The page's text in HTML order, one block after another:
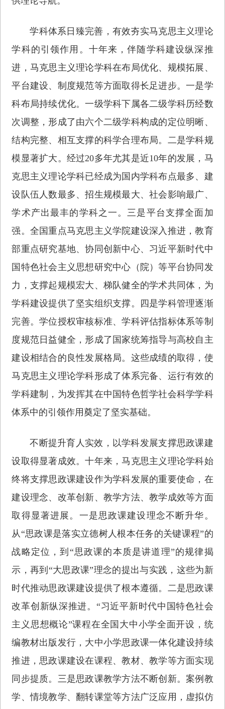
学科体系日臻完善，有效夯实马克思主义理论
学科的引领作用。十年来，伴随学科建设纵深推
进，马克思主义理论学科在布局优化、规模拓展、
平台建设、制度规范等方面取得长足进步。一是学
科布局持续优化。一级学科下属各二级学科历经数
次调整，形成了由六个二级学科构成的定位明晰、
结构完整、相互支撑的科学合理布局。二是学科规
模显著扩大。经过20多年尤其是近10年的发展，马
克思主义理论学科已经成为国内学科布点最多、建
设队伍人数最多、招生规模最大、社会影响最广、
学术产出最丰的学科之一。三是平台支撑全面加
强。全国重点马克思主义学院建设深入推进，教育
部重点研究基地、协同创新中心、习近平新时代中
国特色社会主义思想研究中心（院）等平台协同发
力，支撑起规模宏大、梯队健全的学术共同体，为
学科建设提供了坚实组织支撑。四是学科管理逐渐
完善。学位授权审核标准、学科评估指标体系等制
度规范日益健全，形成了国家统筹指导与高校自主
建设相结合的良性发展格局。这些成绩的取得，使
马克思主义理论学科形成了体系完备、运行有效的
学科建制，为发挥其在中国特色哲学社会科学学科
体系中的引领作用奠定了坚实基础。
不断提升育人实效，以学科发展支撑思政课建
设取得显著成效。十年来，马克思主义理论学科始
终将支撑思政课建设作为学科发展的重要使命，在
建设理念、改革创新、教学方法、教学成效等方面
取得显著进展。一是思政课建设理念不断升华。
从“思政课是落实立德树人根本任务的关键课程”的
战略定位，到“思政课的本质是讲道理”的规律揭
示，再到“大思政课”理念的提出与实践，这些为新
时代推动思政课建设提供了根本遵循。二是思政课
改革创新纵深推进。“习近平新时代中国特色社会
主义思想概论”课程在全国大中小学全面开设，统
编教材出版发行，大中小学思政课一体化建设持续
推进，思政课建设在课程、教材、教学等方面实现
同步提质。三是思政课教学方法不断创新。案例教
学、情境教学、翻转课堂等方法广泛应用，虚拟仿